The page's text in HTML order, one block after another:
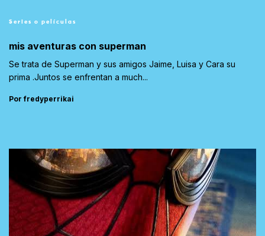
Series o películas
mis aventuras con superman
Se trata de Superman y sus amigos Jaime, Luisa y Cara su
prima .Juntos se enfrentan a much...
Por fredyperrikai